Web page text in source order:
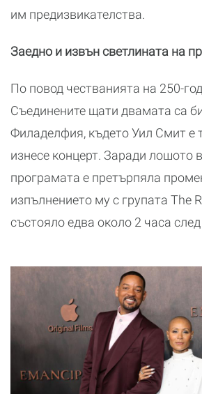
им предизвикателства.
Заедно и извън светлината на
По повод честванията на 250-
Съединените щати двамата са
Филаделфия, където Уил Смит е
изнесе концерт. Заради лошото
програмата е претърпяла
изпълнението му с групата The
състояло едва около 2 часа